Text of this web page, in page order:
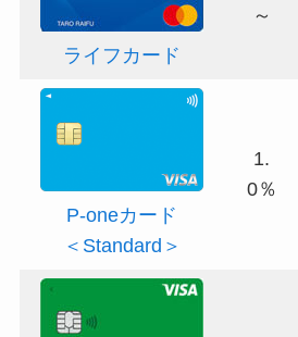
ライフカード
～
P-oneカード
＜Standard＞
1.
0％